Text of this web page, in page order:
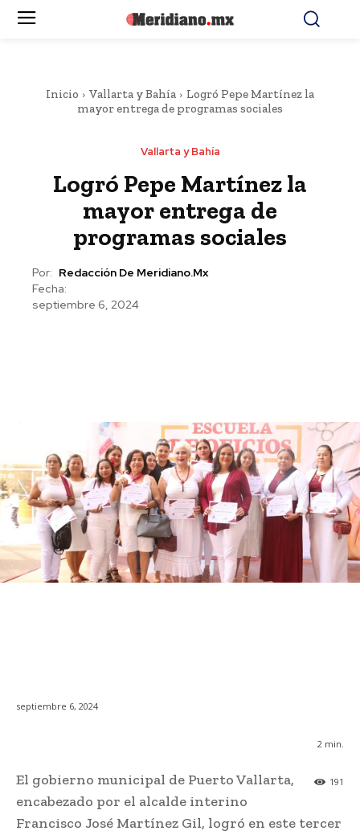
Inicio Vallarta y Bahía
Logró Pepe Martínez la
mayor entrega de programas sociales
Vallarta y Bahía
Logró Pepe Martínez la
mayor entrega de
programas sociales
Por: Redacción De Meridiano.mx
Fecha:
septiembre 6, 2024
septiembre 6, 2024
2 min.
191
El gobierno municipal de Puerto Vallarta,
encabezado por el alcalde interino
Francisco José Martínez Gil, logró en este tercer